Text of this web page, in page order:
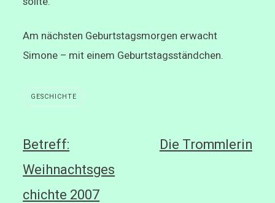
Am nächsten Geburtstagsmorgen erwacht
Simone – mit einem Geburtstagsständchen.
GESCHICHTE
Beitragsnavigation
Betreff:
Weihnachtsges
chichte 2007
Die Trommlerin